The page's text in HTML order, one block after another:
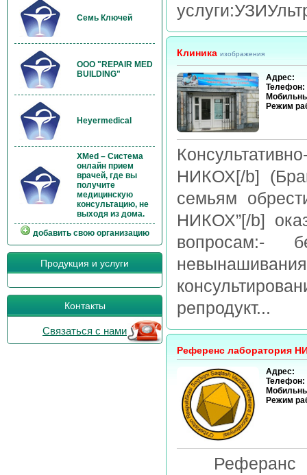
Семь Ключей
OOO "REPAIR MED
BUILDING"
Heyermedical
XMed – Система
онлайн прием
врачей, где вы
получите
медицинскую
консультацию, не
выходя из дома.
добавить свою организацию
Продукция и услуги
Контакты
Связаться с нами
Клиника изображения
Адрес:
Телефон:
Режим
НИКОХ[/b]
семьям
НИКОХ”[/b]
вопросам:-
репродукт...
Референс лаборатория
Адрес:
Телефон:
Режим
Реферанс